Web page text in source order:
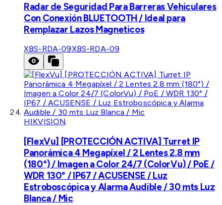
Radar de Seguridad Para Barreras Vehiculares
Con Conexión BLUETOOTH / Ideal para
Remplazar Lazos Magneticos
XBS-RDA-09XBS-RDA-09
HIKVISION
[FlexVu] [PROTECCIÓN ACTIVA] Turret IP
Panorámica 4 Megapíxel / 2 Lentes 2.8 mm
(180°) / Imagen a Color 24/7 (ColorVu) / PoE /
WDR 130° / IP67 / ACUSENSE / Luz
Estroboscópica y Alarma Audible / 30 mts Luz
Blanca / Mic